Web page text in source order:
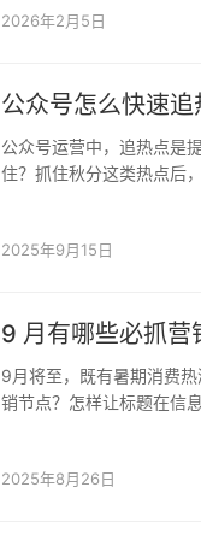
2026年2月5日
公众号怎么快速追
公众号运营中，追热点是
住？抓住秋分这类热点后
2025年9月15日
9 月有哪些必抓营
9月将至，既有暑期消费
销节点？怎样让标题在信
2025年8月26日